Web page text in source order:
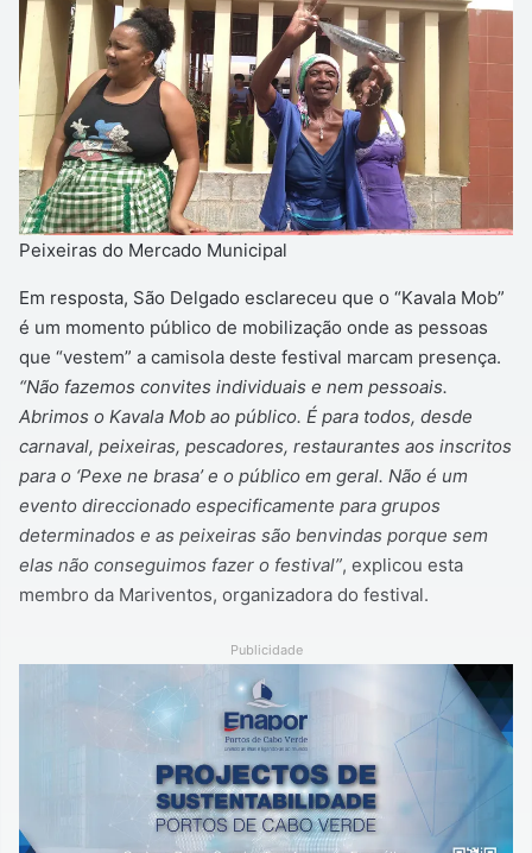
Peixeiras do Mercado Municipal
Em resposta, São Delgado esclareceu que o “Kavala Mob”
é um momento público de mobilização onde as pessoas
que “vestem” a camisola deste festival marcam presença.
“Não fazemos convites individuais e nem pessoais.
Abrimos o Kavala Mob ao público. É para todos, desde
carnaval, peixeiras, pescadores, restaurantes aos inscritos
para o ‘Pexe ne brasa’ e o público em geral. Não é um
evento direccionado especificamente para grupos
determinados e as peixeiras são benvindas porque sem
elas não conseguimos fazer o festival”, explicou esta
membro da Mariventos, organizadora do festival.
Publicidade